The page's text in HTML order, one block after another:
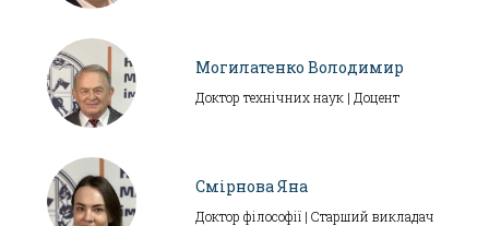
Могилатенко Володимир
Доктор технічних наук | Доцент
Смірнова Яна
Доктор філософії | Старший викладач